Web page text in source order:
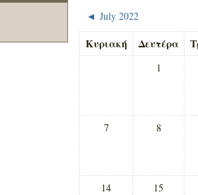
◄ July 2022
Κυριακή Δευτέρα
1
7 8
14 15